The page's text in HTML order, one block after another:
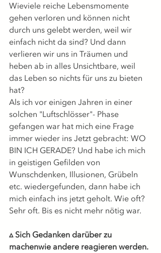
Wieviele reiche Lebensmomente
gehen verloren und können nicht
durch uns gelebt werden, weil wir
einfach nicht da sind? Und dann
verlieren wir uns in Träumen und
heben ab in alles Unsichtbare, weil
das Leben so nichts für uns zu bieten
hat?
Als ich vor einigen Jahren in einer
solchen "Luftschlösser"- Phase
gefangen war hat mich eine Frage
immer wieder ins Jetzt gebracht: WO
BIN ICH GERADE? Und habe ich mich
in geistigen Gefilden von
Wunschdenken, Illusionen, Grübeln
etc. wiedergefunden, dann habe ich
mich einfach ins jetzt geholt. Wie oft?
Sehr oft. Bis es nicht mehr nötig war.
▵ Sich Gedanken darüber zu
machenwie andere reagieren werden.